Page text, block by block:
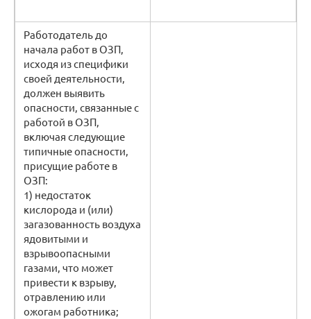
Работодатель до
начала работ в ОЗП,
исходя из специфики
своей деятельности,
должен выявить
опасности, связанные с
работой в ОЗП,
включая следующие
типичные опасности,
присущие работе в
ОЗП:
1) недостаток
кислорода и (или)
загазованность воздуха
ядовитыми и
взрывоопасными
газами, что может
привести к взрыву,
отравлению или
ожогам работника;